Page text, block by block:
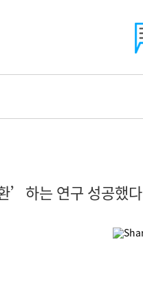
’하는 연구 성공했다